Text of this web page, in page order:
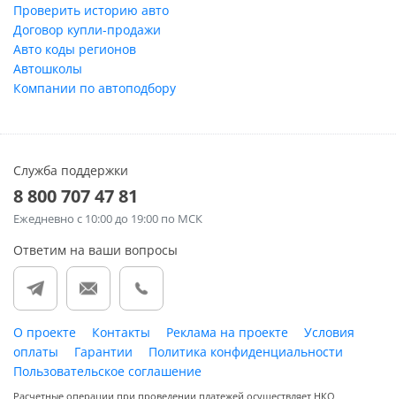
Проверить историю авто
Договор купли-продажи
Авто коды регионов
Автошколы
Компании по автоподбору
Служба поддержки
8 800 707 47 81
Ежедневно с 10:00 до 19:00 по МСК
Ответим на ваши вопросы
О проекте Контакты Реклама на проекте
Условия
оплаты
Гарантии
Политика конфиденциальности
Пользовательское соглашение
Расчетные операции при проведении платежей осуществляет НКО